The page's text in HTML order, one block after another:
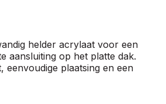
helder acrylaat voor een
aansluiting op het platte dak.
plaatsing en een